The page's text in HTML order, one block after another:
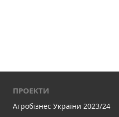
ПРОЕКТИ
Агробізнес України 2023/24